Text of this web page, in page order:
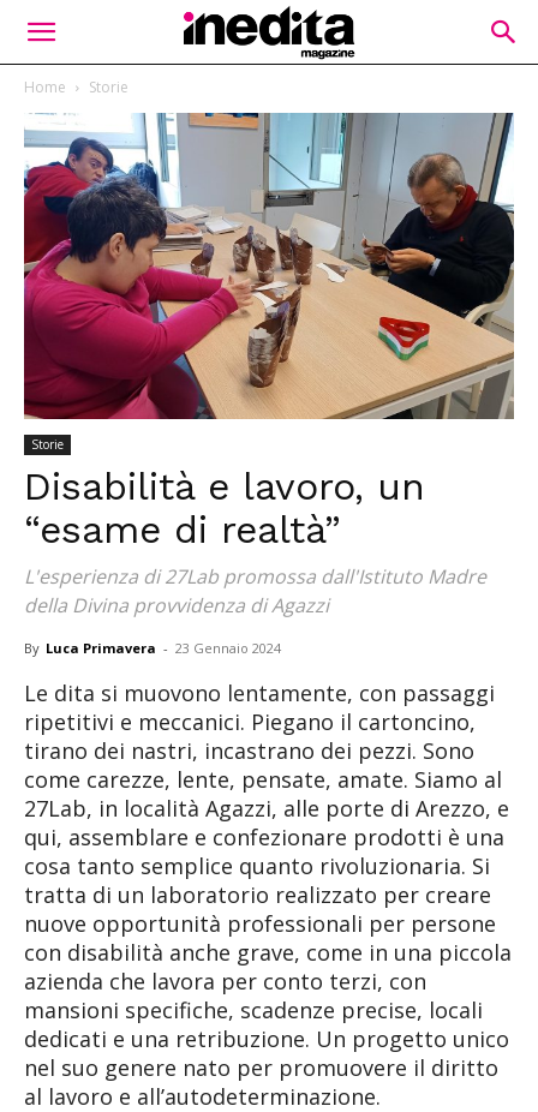
Home Storie
Storie
Disabilità e lavoro, un
“esame di realtà”
L'esperienza di 27Lab promossa dall'Istituto Madre
della Divina provvidenza di Agazzi
By Luca Primavera - 23 Gennaio 2024
Le dita si muovono lentamente, con passaggi
ripetitivi e meccanici. Piegano il cartoncino,
tirano dei nastri, incastrano dei pezzi. Sono
come carezze, lente, pensate, amate. Siamo al
27Lab, in località Agazzi, alle porte di Arezzo, e
qui, assemblare e confezionare prodotti è una
cosa tanto semplice quanto rivoluzionaria. Si
tratta di un laboratorio realizzato per creare
nuove opportunità professionali per persone
con disabilità anche grave, come in una piccola
azienda che lavora per conto terzi, con
mansioni specifiche, scadenze precise, locali
dedicati e una retribuzione. Un progetto unico
nel suo genere nato per promuovere il diritto
al lavoro e all’autodeterminazione.